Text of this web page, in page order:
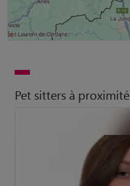
Pet sitters à proximité